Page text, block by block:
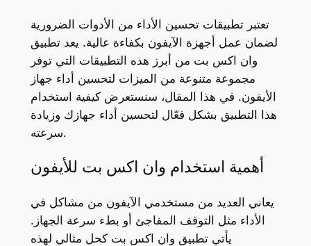
تعتبر تطبيقات تحسين الأداء من الأدوات الضرورية
لضمان عمل أجهزة الآيفون بكفاءة عالية. يعد تطبيق
وان اكس بت من أبرز هذه التطبيقات التي توفر
مجموعة متنوعة من الميزات لتحسين أداء جهاز
الأيفون. في هذا المقال، سنستعرض كيفية استخدام
هذا التطبيق بشكل فعّال لتحسين أداء جهازك وزيادة
سرعته.
أهمية استخدام وان اكس بت للأيفون
يعاني العديد من مستخدمي الآيفون من مشاكل في
الأداء مثل التوقف المفاجئ أو بطء سرعة الجهاز.
يأتي تطبيق وان اكس بت كحل مثالي لهذه